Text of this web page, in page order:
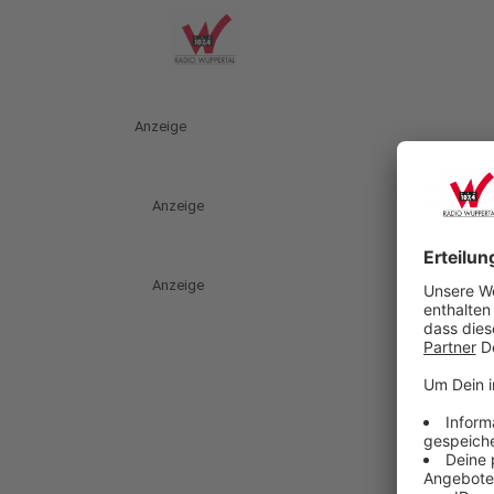
Anzeige
Anzeige
Anzeige